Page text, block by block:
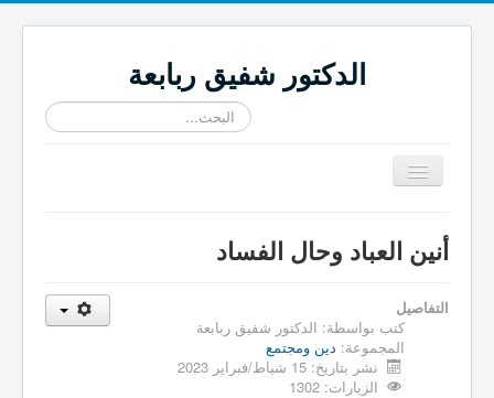
الدكتور شفيق ربابعة
البحث...
تبديل
المتصفح
≡
أنين العباد وحال الفساد
التفاصيل
كتب بواسطة: الدكتور شفيق ربابعة
المجموعة: دين ومجتمع
نشر بتاريخ: 15 شباط/فبراير 2023
الزيارات: 1302